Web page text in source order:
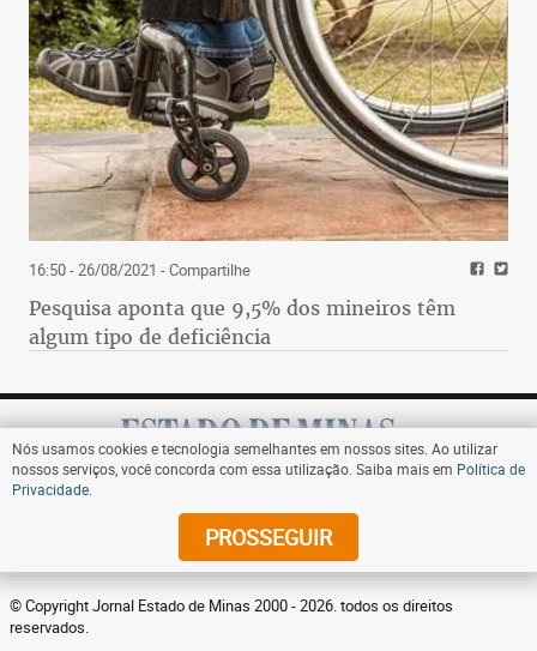
16:50 - 26/08/2021 - Compartilhe
Pesquisa aponta que 9,5% dos mineiros têm
algum tipo de deficiência
Assine
© Copyright Jornal Estado de Minas 2000 - 2026. todos os direitos
reservados.
Nós usamos cookies e tecnologia semelhantes em nossos sites. Ao utilizar
nossos serviços, você concorda com essa utilização. Saiba mais em Política de
Privacidade
PROSSEGUIR